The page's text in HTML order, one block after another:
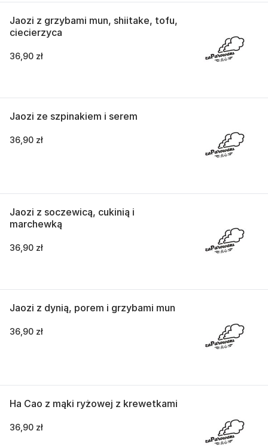
Jaozi z grzybami mun, shiitake, tofu,
ciecierzyca
36,90 zł
Jaozi ze szpinakiem i serem
36,90 zł
Jaozi z soczewicą, cukinią i
marchewką
36,90 zł
Jaozi z dynią, porem i grzybami mun
36,90 zł
Ha Cao z mąki ryżowej z krewetkami
36,90 zł